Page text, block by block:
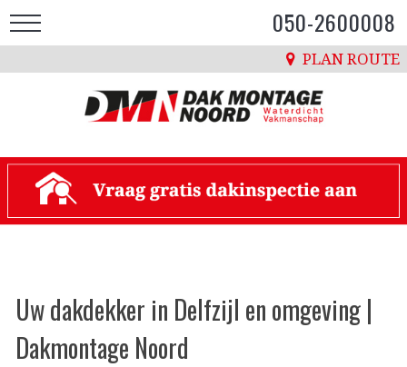
050-2600008
PLAN ROUTE
Uw dakdekker in Delfzijl en omgeving |
Dakmontage Noord